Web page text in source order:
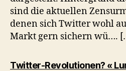
sind die aktuellen
denen sich Twitter wohl
Markt gern sichern wü….
Twitter-Revolutionen? «